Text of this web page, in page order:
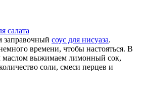
заправочный соус для нисуаза.
времени, чтобы настояться. В
маслом выжимаем лимонный сок,
соли, смеси перцев и